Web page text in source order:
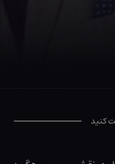
کنید